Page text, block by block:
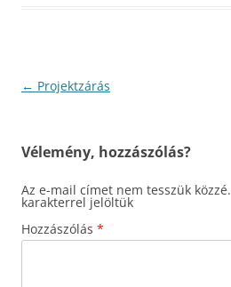
Bejegyzés
← Projektzárás
Vélemény, hozzászólás?
Az e-mail címet nem tesszük közzé.
karakterrel jelöltük
Hozzászólás *